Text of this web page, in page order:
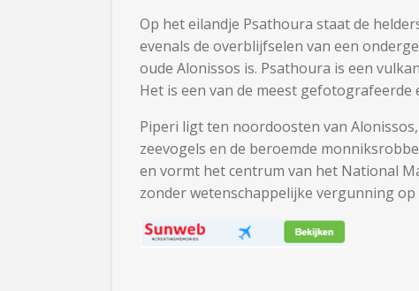
Op het eilandje Psathoura staat de
evenals de overblijfselen van een
oude Alonissos is. Psathoura is een
Het is een van de meest gefotografeerde
Piperi ligt ten noordoosten van
zeevogels en de beroemde
en vormt het centrum van het National
zonder wetenschappelijke vergunning op